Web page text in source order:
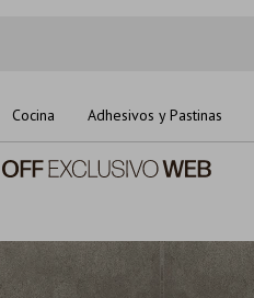
Cocina Adhesivos y Pastinas